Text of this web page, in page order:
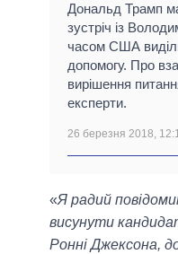
Дональд Трамп
зустріч із
часом США
допомогу. Про
вирішення
експерти.
26 березня 2018,
«Я радий
висунути
Ронні Джексона,